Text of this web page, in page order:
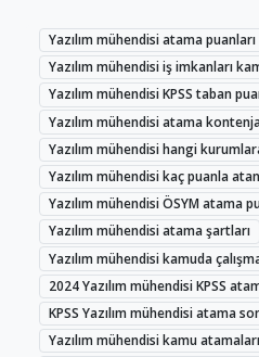
Yazılım mühendisi atama puanları
Yazılım mühendisi iş imkanları
Yazılım mühendisi KPSS taban
Yazılım mühendisi atama
Yazılım mühendisi hangi
Yazılım mühendisi kaç puanla
Yazılım mühendisi ÖSYM atama
Yazılım mühendisi atama şartları
Yazılım mühendisi kamuda
2024 Yazılım mühendisi KPSS
KPSS Yazılım mühendisi atama
Yazılım mühendisi kamu atamaları